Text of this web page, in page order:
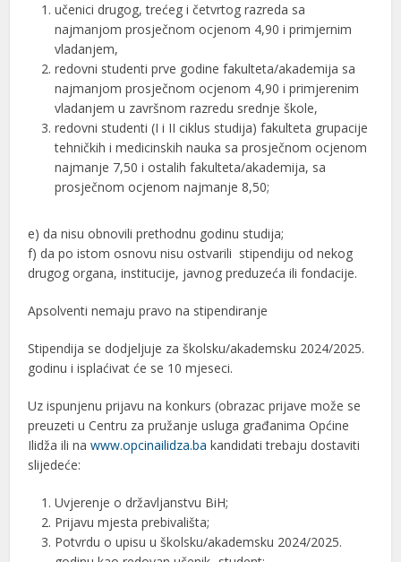
učenici drugog, trećeg i četvrtog razreda sa
najmanjom prosječnom ocjenom 4,90 i primjernim
vladanjem,
redovni studenti prve godine fakulteta/akademija sa
najmanjom prosječnom ocjenom 4,90 i primjerenim
vladanjem u završnom razredu srednje škole,
redovni studenti (I i II ciklus studija) fakulteta grupacije
tehničkih i medicinskih nauka sa prosječnom ocjenom
najmanje 7,50 i ostalih fakulteta/akademija, sa
prosječnom ocjenom najmanje 8,50;
e) da nisu obnovili prethodnu godinu studija;
f) da po istom osnovu nisu ostvarili stipendiju od nekog
drugog organa, institucije, javnog preduzeća ili fondacije.
Apsolventi nemaju pravo na stipendiranje
Stipendija se dodjeljuje za školsku/akademsku 2024/2025.
godinu i isplaćivat će se 10 mjeseci.
Uz ispunjenu prijavu na konkurs (obrazac prijave može se
preuzeti u Centru za pružanje usluga građanima Općine
Ilidža ili nawww.opcinailidza.ba kandidati trebaju dostaviti
slijedeće:
Uvjerenje o državljanstvu BiH;
Prijavu mjesta prebivališta;
Potvrdu o upisu u školsku/akademsku 2024/2025.